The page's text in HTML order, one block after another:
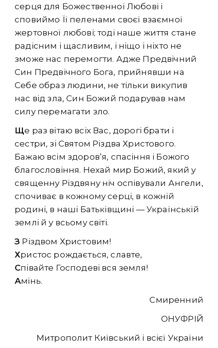
серця для Божественної Любові і
сповиймо Її пеленами своєї взаємної
жертовної любові; тоді наше життя стане
радісним і щасливим, і ніщо і ніхто не
зможе нас перемогти. Адже Предвічний
Син Предвічного Бога, прийнявши на
Себе образ людини, не тільки викупив
нас від зла, Син Божий подарував нам
силу перемагати зло.
Ще раз вітаю всіх Вас, дорогі брати і
сестри, зі Святом Різдва Христового.
Бажаю всім здоров’я, спасіння і Божого
благословіння. Нехай мир Божий, який у
священну Різдвяну ніч оспівували Ангели,
спочиває в кожному серці, в кожній
родині, в наші Батьківщині — Українській
землі й у всьому світі.
З Різдвом Христовим!
Христос рождається, славте,
Співайте Господеві вся земля!
Амінь.
Смиренний
ОНУФРІЙ
Митрополит Київський і всієї України